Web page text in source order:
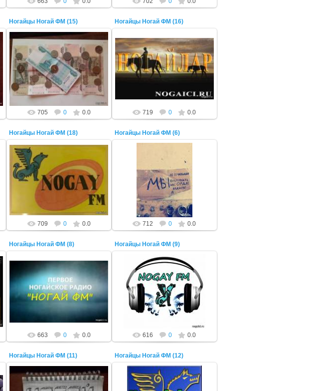
Ногайцы Ногай ФМ (15)
22 Октября 2014
ADMIN
705 0 0.0
Ногайцы Ногай ФМ (16)
22 Октября 2014
ADMIN
719 0 0.0
Ногайцы Ногай ФМ (18)
22 Октября 2014
ADMIN
709 0 0.0
Ногайцы Ногай ФМ (6)
22 Октября 2014
ADMIN
712 0 0.0
Ногайцы Ногай ФМ (8)
22 Октября 2014
ADMIN
663 0 0.0
Ногайцы Ногай ФМ (9)
22 Октября 2014
ADMIN
616 0 0.0
Ногайцы Ногай ФМ (11) Ногайцы Ногай ФМ (12)